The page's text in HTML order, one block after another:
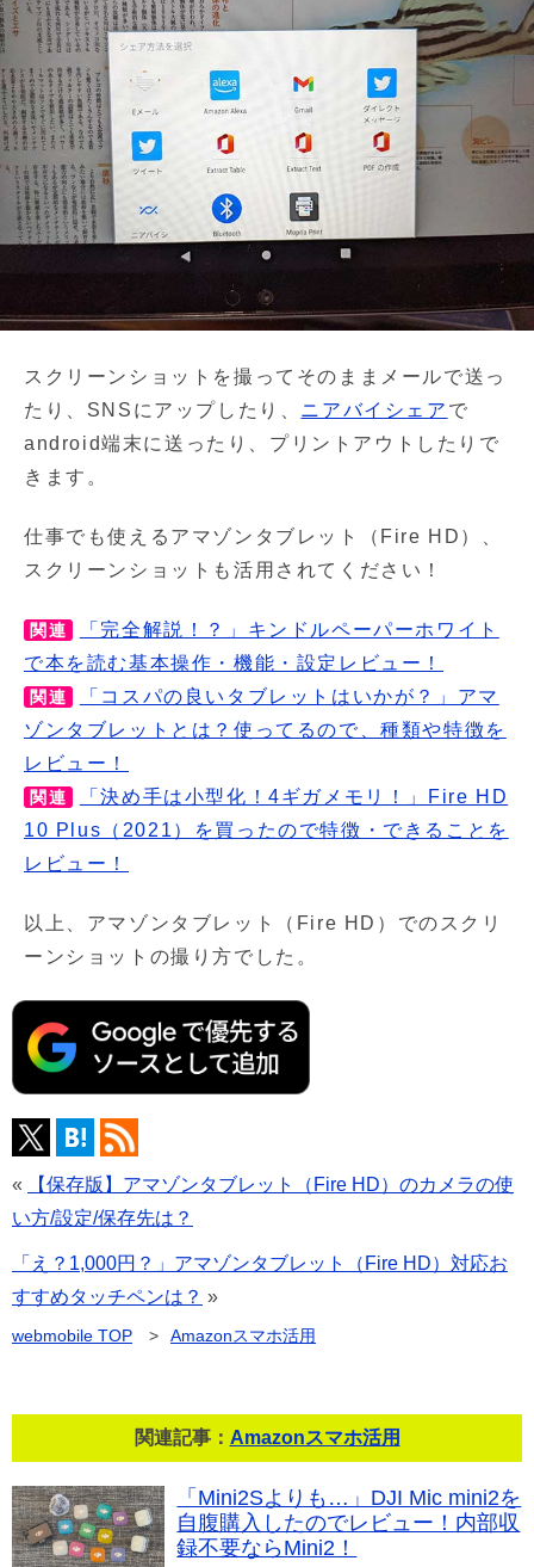
スクリーンショットを撮ってそのままメールで送っ
たり、SNSにアップしたり、 ニアバイシェア で
android端末に送ったり、プリントアウトしたりで
きます。
仕事でも使えるアマゾンタブレット（Fire HD）、
スクリーンショットも活用されてください！
関連
「完全解説！？」キンドルペーパーホワイト
で本を読む基本操作・機能・設定レビュー！
関連
「コスパの良いタブレットはいかが？」アマ
ゾンタブレットとは？使ってるので、種類や特徴を
レビュー！
関連
「決め手は小型化！4ギガメモリ！」Fire HD
10 Plus（2021）を買ったので特徴・できることを
レビュー！
以上、アマゾンタブレット（Fire HD）でのスクリ
ーンショットの撮り方でした。
«
【保存版】アマゾンタブレット（Fire HD）のカメラの使
い方/設定/保存先は？
「え？1,000円？」アマゾンタブレット（Fire HD）対応お
すすめタッチペンは？ »
webmobile TOP > Amazonスマホ活用
関連記事： Amazonスマホ活用
「Mini2Sよりも…」DJI Mic mini2を
自腹購入したのでレビュー！内部収
録不要ならMini2！